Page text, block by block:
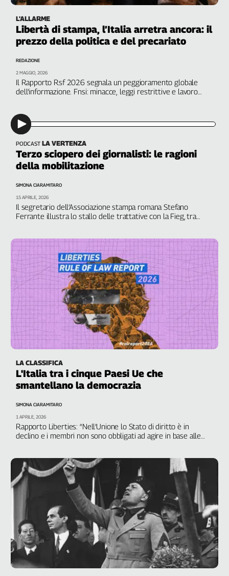
Speciali
G8
della
120
anni
Cgil
Collettiva
Academy
Play
Rubriche
Collettiva
La
settimana
Collettiva
Girasoli
Il
Sassolino
Linea
Economica
Tech
It
Easy
Inserti
InFlai
tv
Work
in
Lavoro
Territori
L’ALLARME
Libertà di stampa, l’Italia arretra ancora: il
prezzo della politica e del precariato
Il Rapporto Rsf 2026 segnala un peggioramento globale
dell’informazione. Fnsi: minacce, leggi restrittive e lavoro
REDAZIONE
2 MAGGIO, 2026
PODCAST LA VERTENZA
Terzo sciopero dei giornalisti: le ragioni
della mobilitazione
Il segretario dell’Associazione stampa romana Stefano
Ferrante illustra lo stallo delle trattative con la Fieg, tra
SIMONA CIARAMITARO
15 APRILE, 2026
LA CLASSIFICA
L'Italia tra i cinque Paesi Ue che
smantellano la democrazia
Rapporto Liberties: “Nell’Unione lo Stato di diritto è in
declino e i membri non sono obbligati ad agire in base alle
SIMONA CIARAMITARO
1 APRILE, 2026